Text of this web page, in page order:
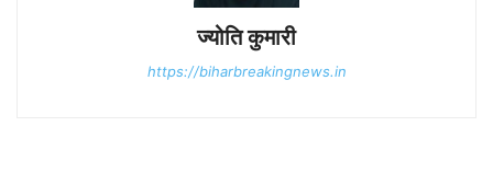
ज्योति कुमारी
https://biharbreakingnews.in